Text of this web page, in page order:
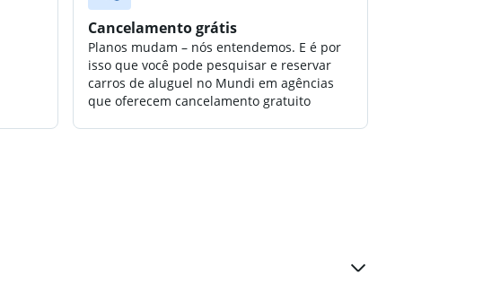
Cancelamento grátis
Planos mudam – nós entendemos. E é por
isso que você pode pesquisar e reservar
carros de aluguel no Mundi em agências
que oferecem cancelamento gratuito